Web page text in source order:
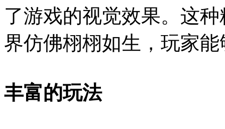
了游戏的视觉效果。这
界仿佛栩栩如生，玩家
丰富的玩法